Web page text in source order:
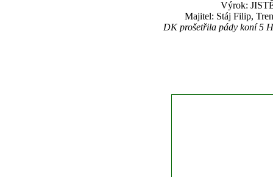
Výrok:
Majitel: Stáj Filip,
DK prošetřila pády koní 5